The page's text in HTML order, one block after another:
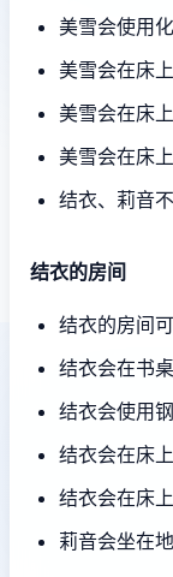
美雪会使用化
美雪会在床上
美雪会在床上
美雪会在床
结衣、莉音
结衣的房间
结衣的房间
结衣会在书
结衣会使用
结衣会在床上
结衣会在床上
莉音会坐在地